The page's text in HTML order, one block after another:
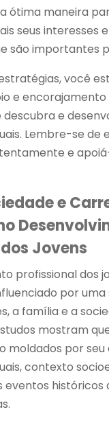
ótima maneira
seus interesses
são importantes
você
e encorajamento
e
Lembre-se de
e
e
Jovens
profissional dos
por uma
a família e a
mostram
moldados por
contexto
eventos históricos